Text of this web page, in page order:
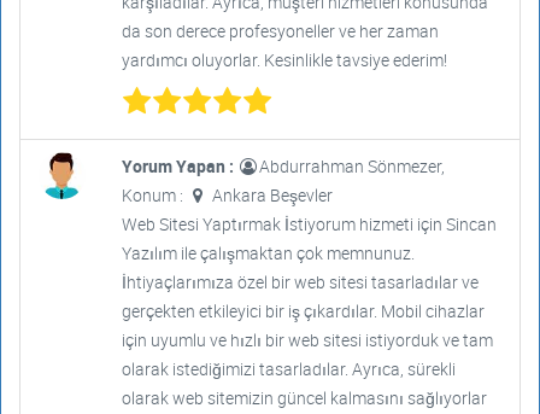
da son derece profesyoneller ve her zaman
yardımcı oluyorlar. Kesinlikle tavsiye ederim!
Yorum Yapan :
Abdurrahman Sönmezer,
Konum :
Ankara Beşevler
Web Sitesi Yaptırmak İstiyorum hizmeti için Sincan
Yazılım ile çalışmaktan çok memnunuz.
İhtiyaçlarımıza özel bir web sitesi tasarladılar ve
gerçekten etkileyici bir iş çıkardılar. Mobil cihazlar
için uyumlu ve hızlı bir web sitesi istiyorduk ve tam
olarak istediğimizi tasarladılar. Ayrıca, sürekli
olarak web sitemizin güncel kalmasını sağlıyorlar